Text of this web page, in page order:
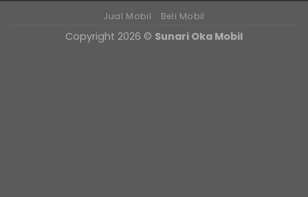
Jual Mobil Beli Mobil
Copyright 2026 © Sunari Oka Mobil